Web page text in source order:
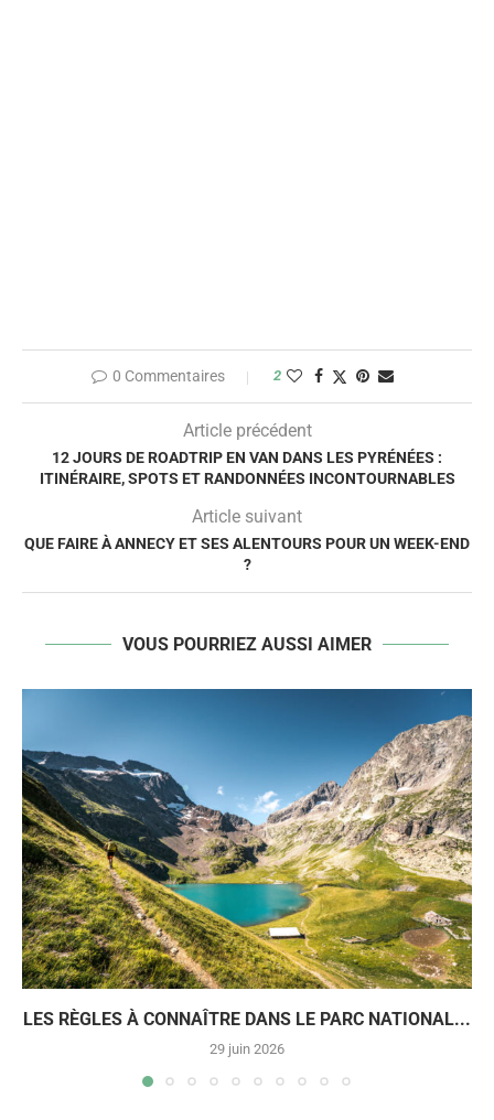
0 Commentaires 2
Article précédent
12 JOURS DE ROADTRIP EN VAN DANS LES PYRÉNÉES :
ITINÉRAIRE, SPOTS ET RANDONNÉES INCONTOURNABLES
Article suivant
QUE FAIRE À ANNECY ET SES ALENTOURS POUR UN WEEK-END
?
VOUS POURRIEZ AUSSI AIMER
LES RÈGLES À CONNAÎTRE DANS LE PARC NATIONAL...
29 juin 2026